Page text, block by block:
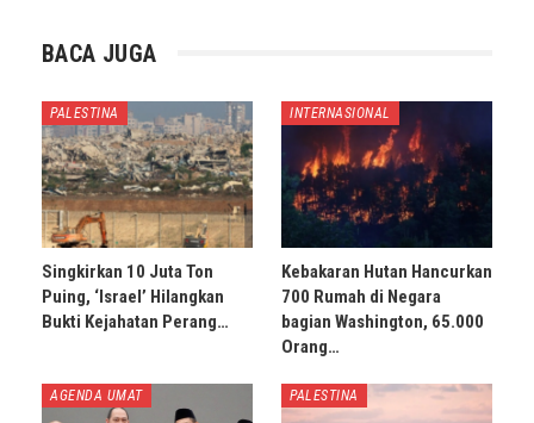
BACA JUGA
PALESTINA
Singkirkan 10 Juta Ton
Puing, ‘Israel’ Hilangkan
Bukti Kejahatan Perang…
INTERNASIONAL
Kebakaran Hutan Hancurkan
700 Rumah di Negara
bagian Washington, 65.000
Orang…
AGENDA UMAT PALESTINA